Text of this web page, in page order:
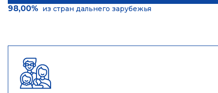
98,00% из стран дальнего зарубежья